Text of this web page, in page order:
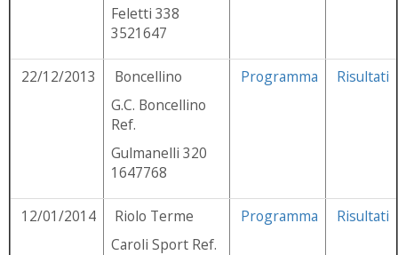
Feletti 338
3521647
22/12/2013
Boncellino
G.C. Boncellino
Ref.
Gulmanelli 320
1647768
Programma Risultati
12/01/2014
Riolo Terme
Caroli Sport Ref.
Programma Risultati